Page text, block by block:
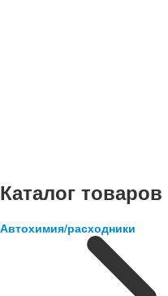
Каталог товаров
Автохимия/расходники